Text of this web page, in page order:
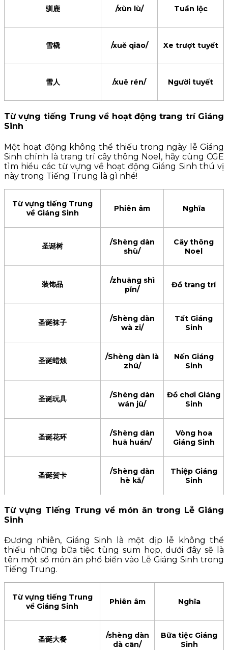
驯鹿 /xùn lù/ Tuần lộc
雪橇 /xuě qiāo/ Xe trượt tuyết
雪人 /xuě rén/ Người tuyết
Từ vựng tiếng Trung về hoạt động trang trí Giáng
Sinh
Một hoạt động không thể thiếu trong ngày lễ Giáng
Sinh chính là trang trí cây thông Noel, hãy cùng CGE
tìm hiểu các từ vựng về hoạt động Giáng Sinh thú vị
này trong Tiếng Trung là gì nhé!
Từ vựng tiếng Trung
về Giáng Sinh
Phiên âm Nghĩa
圣诞树
/Shèng dàn
shù/
Cây thông
Noel
装饰品
/zhuāng shì
pǐn/
Đồ trang trí
圣诞袜子
/Shèng dàn
wà zi/
Tất Giáng
Sinh
圣诞蜡烛
/Shèng dàn là
zhú/
Nến Giáng
Sinh
圣诞玩具
/Shèng dàn
wán jù/
Đồ chơi Giáng
Sinh
圣诞花环
/Shèng dàn
huā huán/
Vòng hoa
Giáng Sinh
圣诞贺卡
/Shèng dàn
hè kǎ/
Thiệp Giáng
Sinh
壁炉 /bì lú/ Lò sưởi
烟囱 /yān cōng/ Ống khói
红丝带 /hóng sīdài/ Dải lụa đỏ
Từ vựng Tiếng Trung về món ăn trong Lễ Giáng
Sinh
Đương nhiên, Giáng Sinh là một dịp lễ không thể
thiếu những bữa tiệc tùng sum họp, dưới đây sẽ là
tên một số món ăn phổ biến vào Lễ Giáng Sinh trong
Tiếng Trung.
Từ vựng tiếng Trung
về Giáng Sinh
Phiên âm Nghĩa
圣诞大餐
/shèng dàn
dà cān/
Bữa tiệc Giáng
Sinh